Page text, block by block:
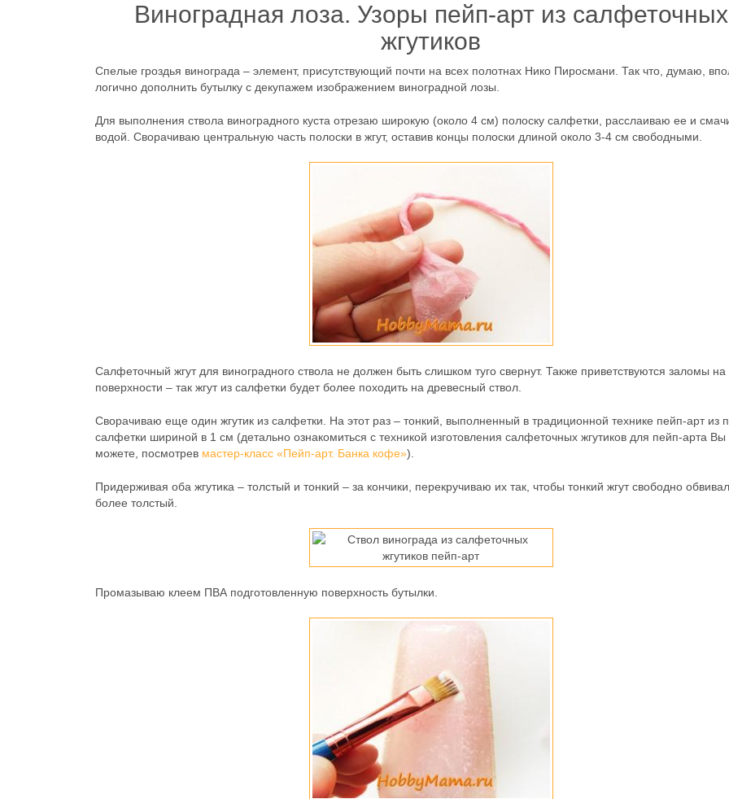
Виноградная лоза. Узоры пейп-арт из салфеточных
жгутиков
Спелые гроздья винограда – элемент, присутствующий почти на всех полотнах Нико Пиросмани. Так что, думаю,
логично дополнить бутылку с декупажем изображением виноградной лозы.
Для выполнения ствола виноградного куста отрезаю широкую (около 4 см) полоску салфетки, расслаиваю ее и
водой. Сворачиваю центральную часть полоски в жгут, оставив концы полоски длиной около 3-4 см свободными.
Салфеточный жгут для виноградного ствола не должен быть слишком туго свернут. Также приветствуются заломы на
поверхности – так жгут из салфетки будет более походить на древесный ствол.
Сворачиваю еще один жгутик из салфетки. На этот раз – тонкий, выполненный в традиционной технике пейп-арт из
салфетки шириной в 1 см (детально ознакомиться с техникой изготовления салфеточных жгутиков для пейп-арта Вы
можете, посмотрев мастер-класс «Пейп-арт. Банка кофе»).
Придерживая оба жгутика – толстый и тонкий – за кончики, перекручиваю их так, чтобы тонкий жгут свободно
более толстый.
Промазываю клеем ПВА подготовленную поверхность бутылки.